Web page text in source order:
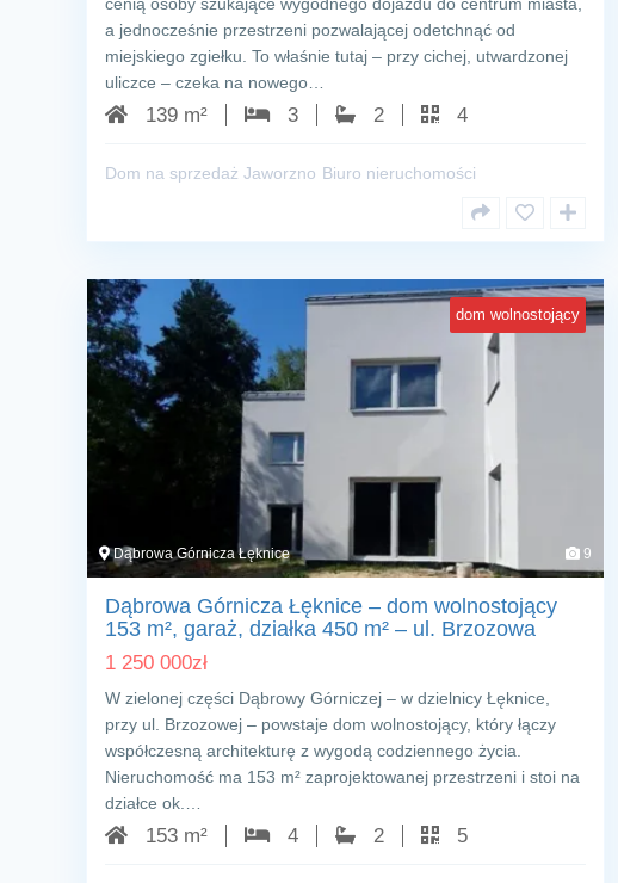
cenią osoby szukające wygodnego dojazdu do centrum miasta,
a jednocześnie przestrzeni pozwalającej odetchnąć od
miejskiego zgiełku. To właśnie tutaj – przy cichej, utwardzonej
uliczce – czeka na nowego…
139 m² 3 2 4
Dom na sprzedaż Jaworzno Biuro nieruchomości
dom wolnostojący
Dąbrowa Górnicza Łęknice 9
Dąbrowa Górnicza Łęknice – dom wolnostojący
153 m², garaż, działka 450 m² – ul. Brzozowa
1 250 000zł
W zielonej części Dąbrowy Górniczej – w dzielnicy Łęknice,
przy ul. Brzozowej – powstaje dom wolnostojący, który łączy
współczesną architekturę z wygodą codziennego życia.
Nieruchomość ma 153 m² zaprojektowanej przestrzeni i stoi na
działce ok.…
153 m² 4 2 5